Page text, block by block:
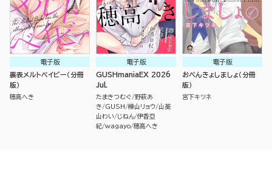
電子版
裏表メルトベイビー（分冊
版）
穂高へき
電子版
GUSHmaniaEX 2026
Jul.
たまきつむぐ 野萩あ
き
GUSH 樺山リョウ 山葵
山わい
じねん 伊香亞
紀 wagayo 穂高へき
電子版
おべんきょしましょ（分冊
版）
宮下キツネ